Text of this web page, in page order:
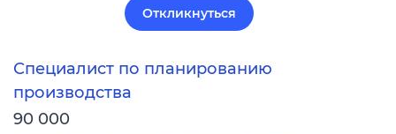
Откликнуться
Специалист по планированию
производства
90 000